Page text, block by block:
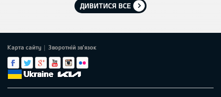
ДИВИТИСЯ ВСЕ
Карта сайту Зворотній зв'язок